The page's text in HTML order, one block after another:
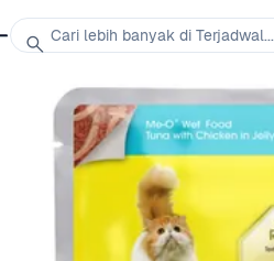
Cari lebih banyak di Terjadwal...